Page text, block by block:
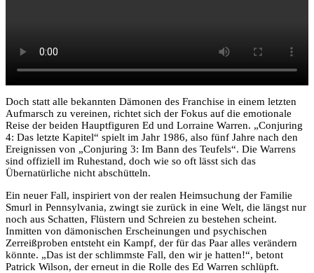
Doch statt alle bekannten Dämonen des Franchise in einem letzten
Aufmarsch zu vereinen, richtet sich der Fokus auf die emotionale
Reise der beiden Hauptfiguren Ed und Lorraine Warren. „Conjuring
4: Das letzte Kapitel“ spielt im Jahr 1986, also fünf Jahre nach den
Ereignissen von „Conjuring 3: Im Bann des Teufels“. Die Warrens
sind offiziell im Ruhestand, doch wie so oft lässt sich das
Übernatürliche nicht abschütteln.
Ein neuer Fall, inspiriert von der realen Heimsuchung der Familie
Smurl in Pennsylvania, zwingt sie zurück in eine Welt, die längst nur
noch aus Schatten, Flüstern und Schreien zu bestehen scheint.
Inmitten von dämonischen Erscheinungen und psychischen
Zerreißproben entsteht ein Kampf, der für das Paar alles verändern
könnte. „Das ist der schlimmste Fall, den wir je hatten!“, betont
Patrick Wilson, der erneut in die Rolle des Ed Warren schlüpft.